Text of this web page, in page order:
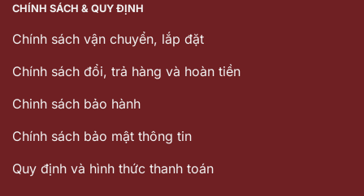
CHÍNH SÁCH & QUY ĐỊNH
Chính sách vận chuyển, lắp đặt
Chính sách đổi, trả hàng và hoàn tiền
Chinh sách bảo hành
Chính sách bảo mật thông tin
Quy định và hình thức thanh toán